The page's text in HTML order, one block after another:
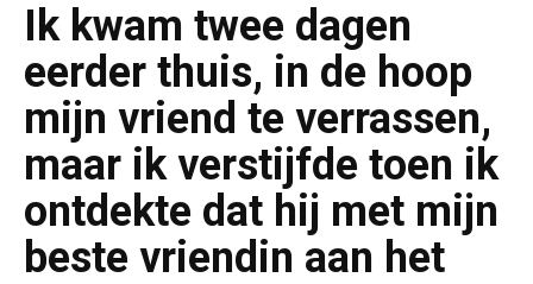
Ik kwam twee dagen
eerder thuis, in de hoop
mijn vriend te verrassen,
maar ik verstijfde toen ik
ontdekte dat hij met mijn
beste vriendin aan het